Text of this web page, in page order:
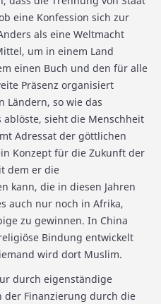
eine Konfession sich zur
als eine Weltmacht
um in einem Land
einen Buch und den für alle
Präsenz organisiert
Ländern, so wie das
sieht die Menschheit
Adressat der göttlichen
Konzept für die Zukunft der
dem er die
kann, die in diesen Jahren
auch nur noch in Afrika,
zu gewinnen. In China
Bindung entwickelt
wird dort Muslim.
durch eigenständige
der Finanzierung durch die